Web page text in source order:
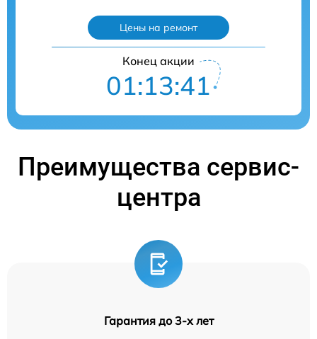
Цены на ремонт
Конец акции
01:13:41
Преимущества сервис-
центра
Гарантия до 3-х лет